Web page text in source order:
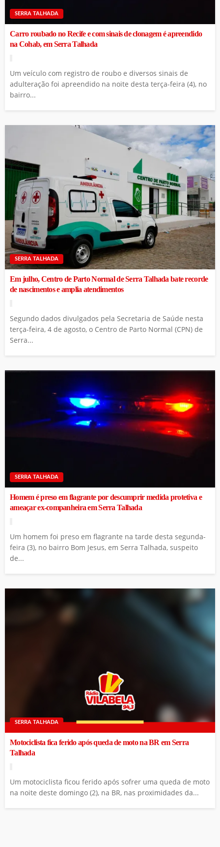
SERRA TALHADA
Carro roubado no Recife e com sinais de clonagem é apreendido
na Cohab, em Serra Talhada
Um veículo com registro de roubo e diversos sinais de
adulteração foi apreendido na noite desta terça-feira (4), no
bairro...
SERRA TALHADA
Em julho, Centro de Parto Normal de Serra Talhada bate recorde
de nascimentos e amplia atendimentos
Segundo dados divulgados pela Secretaria de Saúde nesta
terça-feira, 4 de agosto, o Centro de Parto Normal (CPN) de
Serra...
SERRA TALHADA
Homem é preso em flagrante por descumprir medida protetiva e
ameaçar ex-companheira em Serra Talhada
Um homem foi preso em flagrante na tarde desta segunda-
feira (3), no bairro Bom Jesus, em Serra Talhada, suspeito
de...
SERRA TALHADA
Motociclista fica ferido após queda de moto na BR em Serra
Talhada
Um motociclista ficou ferido após sofrer uma queda de moto
na noite deste domingo (2), na BR, nas proximidades da...